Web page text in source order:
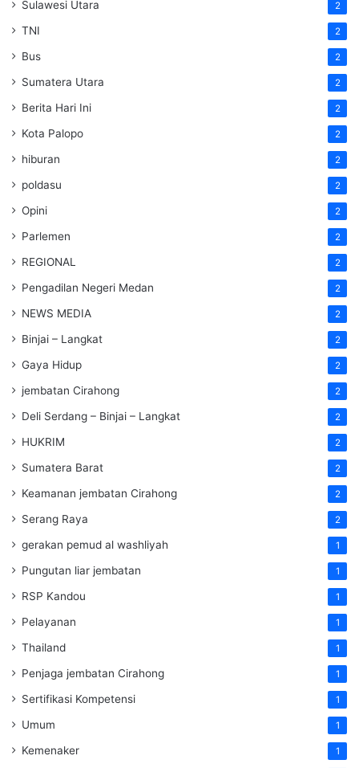
Sulawesi Utara 2
TNI 2
Bus 2
Sumatera Utara 2
Berita Hari Ini 2
Kota Palopo 2
hiburan 2
poldasu 2
Opini 2
Parlemen 2
REGIONAL 2
Pengadilan Negeri Medan 2
NEWS MEDIA 2
Binjai – Langkat 2
Gaya Hidup 2
jembatan Cirahong 2
Deli Serdang – Binjai – Langkat 2
HUKRIM 2
Sumatera Barat 2
Keamanan jembatan Cirahong 2
Serang Raya 2
gerakan pemud al washliyah 1
Pungutan liar jembatan 1
RSP Kandou 1
Pelayanan 1
Thailand 1
Penjaga jembatan Cirahong 1
Sertifikasi Kompetensi 1
Umum 1
Kemenaker 1